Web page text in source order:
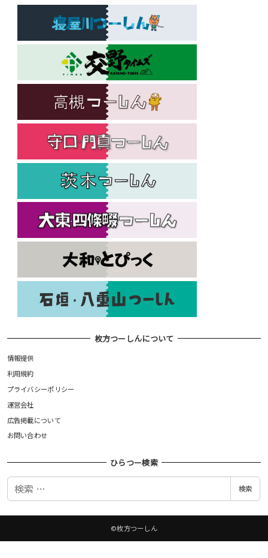
枚方つーしんについて
情報提供
利用規約
プライバシーポリシー
運営会社
広告掲載について
お問い合わせ
ひらつー検索
検
検索
©枚方つーしん